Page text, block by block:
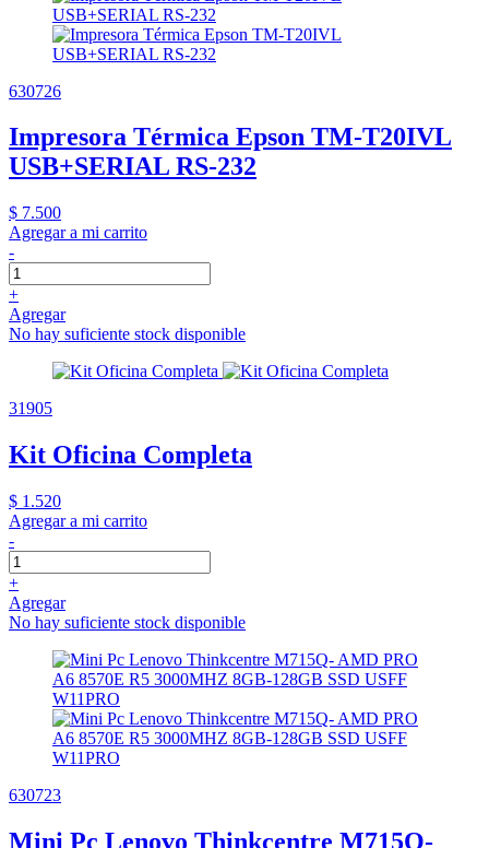
630726
Impresora Térmica Epson TM-T20IVL
USB+SERIAL RS-232
$ 7.500
Agregar a mi carrito
-
+
Agregar
No hay suficiente stock disponible
31905
Kit Oficina Completa
$ 1.520
Agregar a mi carrito
-
+
Agregar
No hay suficiente stock disponible
630723
Mini Pc Lenovo Thinkcentre M715Q-